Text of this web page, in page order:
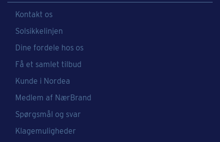
Kontakt os
Solsikkelinjen
Dine fordele hos os
Få et samlet tilbud
Kunde i Nordea
Medlem af NærBrand
Spørgsmål og svar
Klagemuligheder